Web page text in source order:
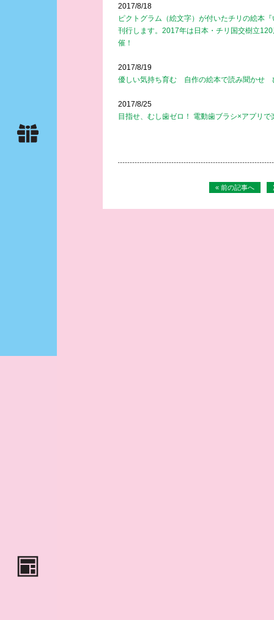
2017/8/18
ピクトグラム（絵文字）が付いたチリの絵本
刊行します。2017年は日本・チリ国交樹立
催！
2017/8/19
優しい気持ち育む 自作の絵本で読み聞かせ
2017/8/25
目指せ、むし歯ゼロ！ 電動歯ブラシ×アプリ
« 前の記事へ